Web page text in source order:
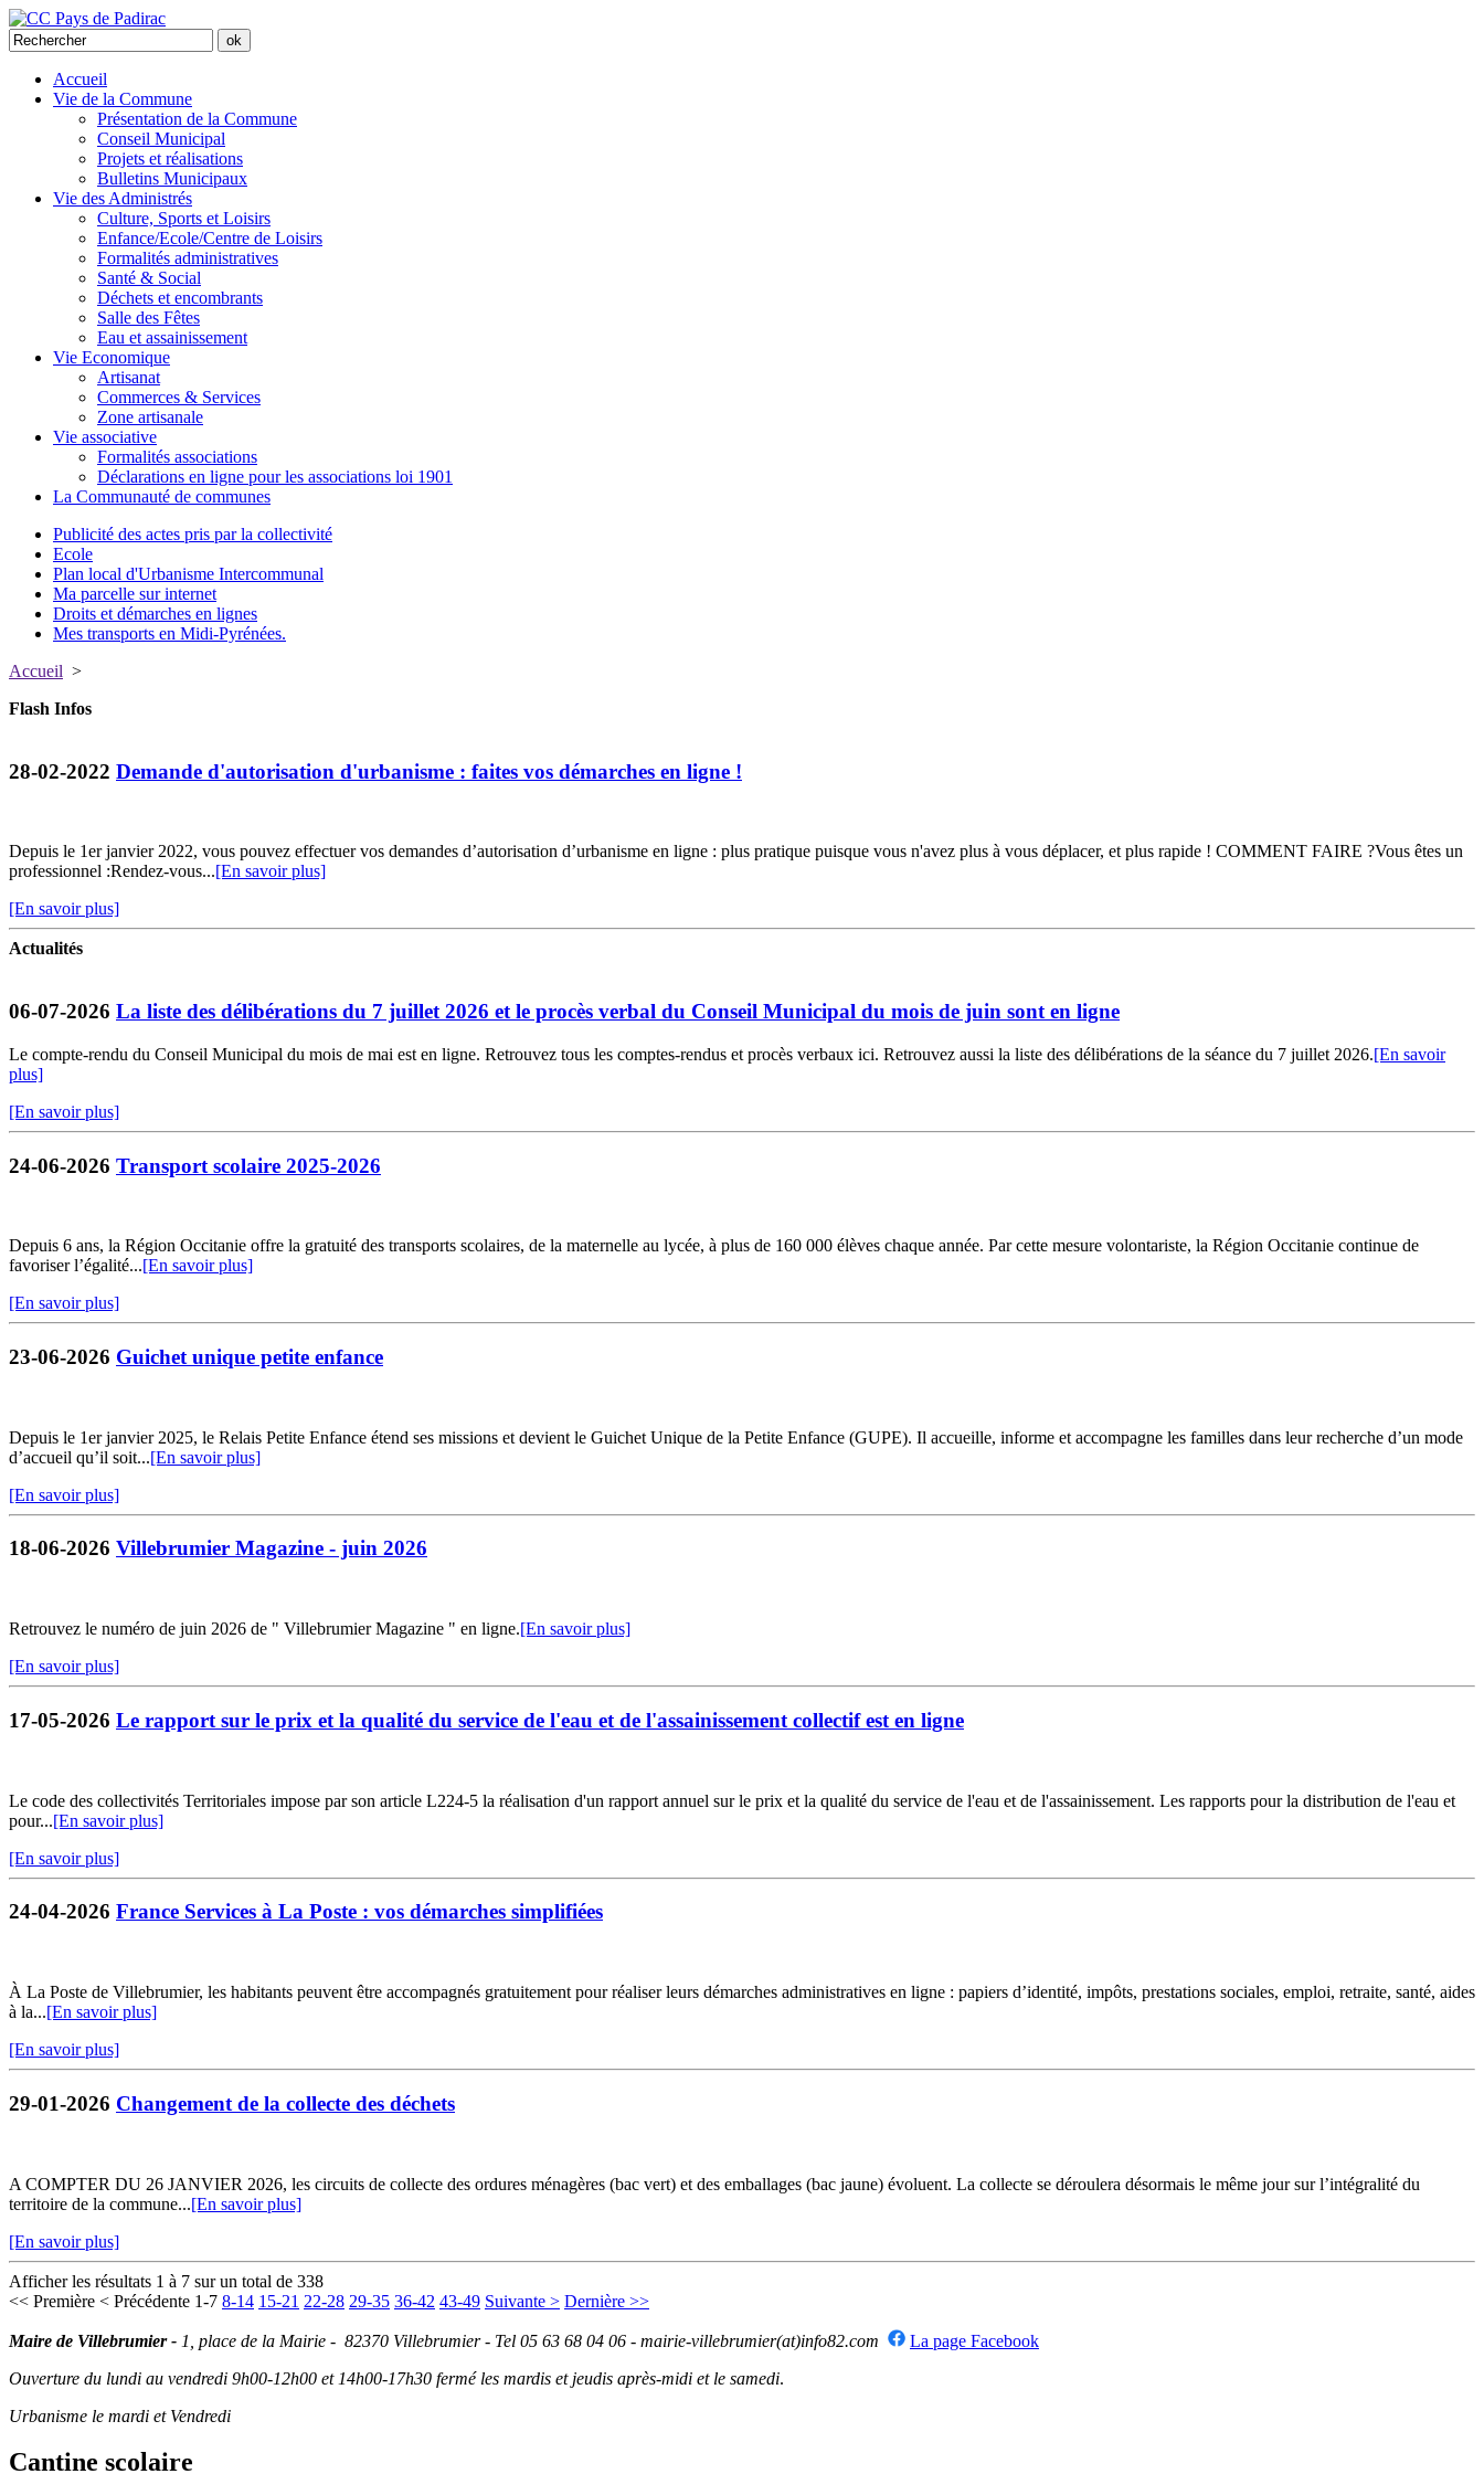
Accueil
Vie de la Commune
Présentation de la Commune
Conseil Municipal
Projets et réalisations
Bulletins Municipaux
Vie des Administrés
Culture, Sports et Loisirs
Enfance/Ecole/Centre de Loisirs
Formalités administratives
Santé & Social
Déchets et encombrants
Salle des Fêtes
Eau et assainissement
Vie Economique
Artisanat
Commerces & Services
Zone artisanale
Vie associative
Formalités associations
Déclarations en ligne pour les associations loi 1901
La Communauté de communes
Publicité des actes pris par la collectivité
Ecole
Plan local d'Urbanisme Intercommunal
Ma parcelle sur internet
Droits et démarches en lignes
Mes transports en Midi-Pyrénées.
Accueil >
Flash Infos
28-02-2022 Demande d'autorisation d'urbanisme : faites vos démarches en ligne !
Depuis le 1er janvier 2022, vous pouvez effectuer vos demandes d’autorisation d’urbanisme en ligne : plus pratique puisque vous n'avez plus à vous déplacer, et plus rapide ! COMMENT FAIRE ?Vous êtes un
professionnel :Rendez-vous...[En savoir plus]
[En savoir plus]
Actualités
06-07-2026 La liste des délibérations du 7 juillet 2026 et le procès verbal du Conseil Municipal du mois de juin sont en ligne
Le compte-rendu du Conseil Municipal du mois de mai est en ligne. Retrouvez tous les comptes-rendus et procès verbaux ici. Retrouvez aussi la liste des délibérations de la séance du 7 juillet 2026.[En savoir
plus]
[En savoir plus]
24-06-2026 Transport scolaire 2025-2026
Depuis 6 ans, la Région Occitanie offre la gratuité des transports scolaires, de la maternelle au lycée, à plus de 160 000 élèves chaque année. Par cette mesure volontariste, la Région Occitanie continue de
favoriser l’égalité...[En savoir plus]
[En savoir plus]
23-06-2026 Guichet unique petite enfance
Depuis le 1er janvier 2025, le Relais Petite Enfance étend ses missions et devient le Guichet Unique de la Petite Enfance (GUPE). Il accueille, informe et accompagne les familles dans leur recherche d’un mode
d’accueil qu’il soit...[En savoir plus]
[En savoir plus]
18-06-2026 Villebrumier Magazine - juin 2026
Retrouvez le numéro de juin 2026 de " Villebrumier Magazine " en ligne.[En savoir plus]
[En savoir plus]
17-05-2026 Le rapport sur le prix et la qualité du service de l'eau et de l'assainissement collectif est en ligne
Le code des collectivités Territoriales impose par son article L224-5 la réalisation d'un rapport annuel sur le prix et la qualité du service de l'eau et de l'assainissement. Les rapports pour la distribution de l'eau et
pour...[En savoir plus]
[En savoir plus]
24-04-2026 France Services à La Poste : vos démarches simplifiées
À La Poste de Villebrumier, les habitants peuvent être accompagnés gratuitement pour réaliser leurs démarches administratives en ligne : papiers d’identité, impôts, prestations sociales, emploi, retraite, santé, aides
à la...[En savoir plus]
[En savoir plus]
29-01-2026 Changement de la collecte des déchets
A COMPTER DU 26 JANVIER 2026, les circuits de collecte des ordures ménagères (bac vert) et des emballages (bac jaune) évoluent. La collecte se déroulera désormais le même jour sur l’intégralité du
territoire de la commune...[En savoir plus]
[En savoir plus]
Afficher les résultats 1 à 7 sur un total de 338
<< Première < Précédente 1-7 8-14 15-21 22-28 29-35 36-42 43-49 Suivante > Dernière >>
Maire de Villebrumier - 1, place de la Mairie - 82370 Villebrumier - Tel 05 63 68 04 06 - mairie-villebrumier(at)info82.com
La page Facebook
Ouverture du lundi au vendredi 9h00-12h00 et 14h00-17h30 fermé les mardis et jeudis après-midi et le samedi.
Urbanisme le mardi et Vendredi
Cantine scolaire